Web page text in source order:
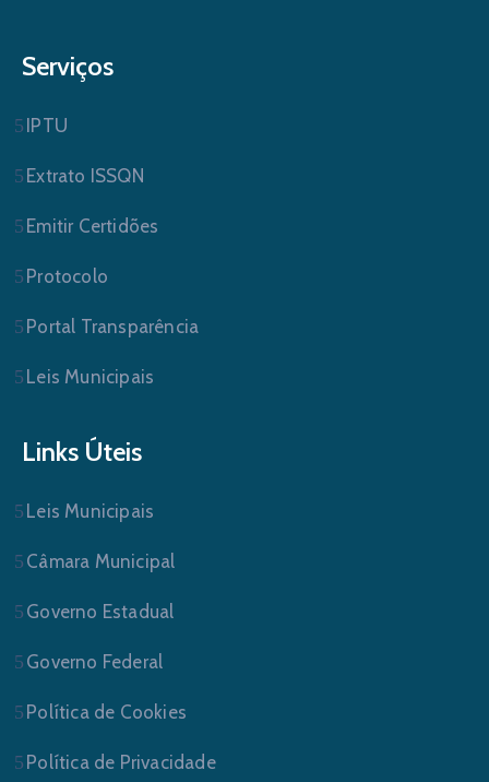
Serviços
IPTU
Extrato ISSQN
Emitir Certidões
Protocolo
Portal Transparência
Leis Municipais
Links Úteis
Leis Municipais
Câmara Municipal
Governo Estadual
Governo Federal
Política de Cookies
Política de Privacidade